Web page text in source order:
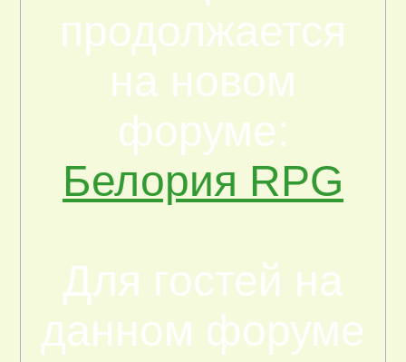
продолжается
на новом
форуме:
Белория RPG
Для гостей на
данном форуме